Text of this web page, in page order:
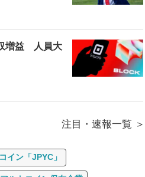
増益 人員大
注目・速報一覧
イン「JPYC」